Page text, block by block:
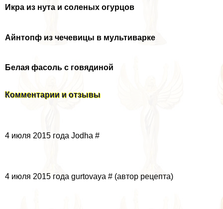
Икра из нута и соленых огурцов
Айнтопф из чечевицы в мультиварке
Белая фасоль с говядиной
Комментарии и отзывы
4 июля 2015 года Jodha #
4 июля 2015 года gurtovaya # (автор рецепта)